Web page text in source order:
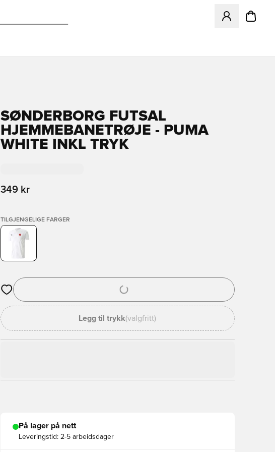
Åpner en
SØNDERBORG FUTSAL
HJEMMEBANETRØJE - PUMA
WHITE INKL TRYK
349 kr
TILGJENGELIGE FARGER
Åpner en Modal for å logge inn eller registrere deg som medlem
Legg til trykk(valgfritt)
På lager på nett
Leveringstid: 2-5 arbeidsdager